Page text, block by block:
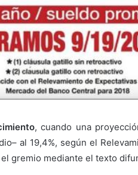
, cuando una
al 19,4%, según el
gremio mediante el texto